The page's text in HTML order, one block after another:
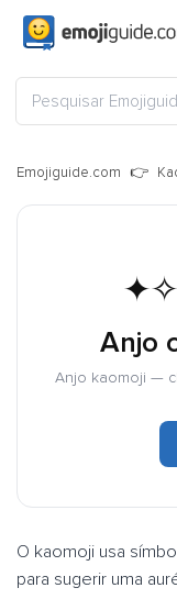
Emojiguide.com
Anjo
Anjo kaomoji —
O kaomoji usa
para sugerir uma